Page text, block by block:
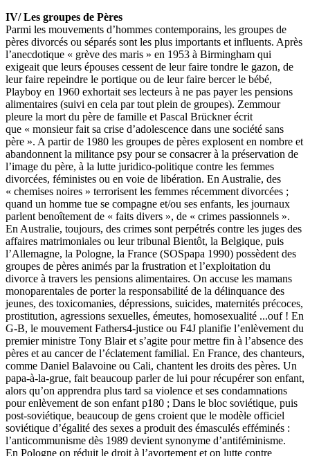
IV/ Les groupes de Pères
Parmi les mouvements d’hommes contemporains, les groupes de
pères divorcés ou séparés sont les plus importants et influents. Après
l’anecdotique « grève des maris » en 1953 à Birmingham qui
exigeait que leurs épouses cessent de leur faire tondre le gazon, de
leur faire repeindre le portique ou de leur faire bercer le bébé,
Playboy en 1960 exhortait ses lecteurs à ne pas payer les pensions
alimentaires (suivi en cela par tout plein de groupes). Zemmour
pleure la mort du père de famille et Pascal Brückner écrit
que « monsieur fait sa crise d’adolescence dans une société sans
père ». A partir de 1980 les groupes de pères explosent en nombre et
abandonnent la militance psy pour se consacrer à la préservation de
l’image du père, à la lutte juridico-politique contre les femmes
divorcées, féministes ou en voie de libération. En Australie, des
« chemises noires » terrorisent les femmes récemment divorcées ;
quand un homme tue se compagne et/ou ses enfants, les journaux
parlent benoîtement de « faits divers », de « crimes passionnels ».
En Australie, toujours, des crimes sont perpétrés contre les juges des
affaires matrimoniales ou leur tribunal Bientôt, la Belgique, puis
l’Allemagne, la Pologne, la France (SOSpapa 1990) possèdent des
groupes de pères animés par la frustration et l’exploitation du
divorce à travers les pensions alimentaires. On accuse les mamans
monoparentales de porter la responsabilité de la délinquance des
jeunes, des toxicomanies, dépressions, suicides, maternités précoces,
prostitution, agressions sexuelles, émeutes, homosexualité ...ouf ! En
G-B, le mouvement Fathers4-justice ou F4J planifie l’enlèvement du
premier ministre Tony Blair et s’agite pour mettre fin à l’absence des
pères et au cancer de l’éclatement familial. En France, des chanteurs,
comme Daniel Balavoine ou Cali, chantent les droits des pères. Un
papa-à-la-grue, fait beaucoup parler de lui pour récupérer son enfant,
alors qu’on apprendra plus tard sa violence et ses condamnations
pour enlèvement de son enfant p180 ; Dans le bloc soviétique, puis
post-soviétique, beaucoup de gens croient que le modèle officiel
soviétique d’égalité des sexes a produit des émasculés efféminés :
l’anticommunisme dès 1989 devient synonyme d’antiféminisme.
En Pologne on réduit le droit à l’avortement et on lutte contre